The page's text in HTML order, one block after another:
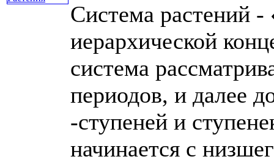
Система растений
иерархической
система
периодов, и далее
-ступеней и
начинается с